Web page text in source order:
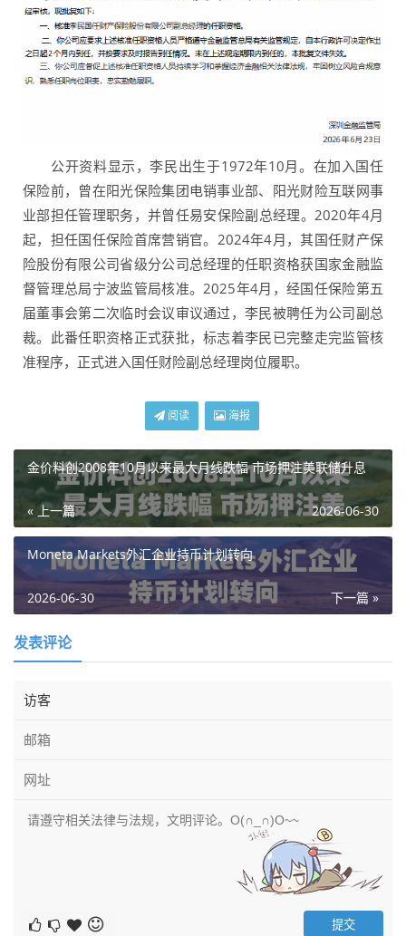
公开资料显示，李民出生于1972年10月。在加入国任
保险前，曾在阳光保险集团电销事业部、阳光财险互联网事
业部担任管理职务，并曾任易安保险副总经理。2020年4月
起，担任国任保险首席营销官。2024年4月，其国任财产保
险股份有限公司省级分公司总经理的任职资格获国家金融监
督管理总局宁波监管局核准。2025年4月，经国任保险第五
届董事会第二次临时会议审议通过，李民被聘任为公司副总
裁。此番任职资格正式获批，标志着李民已完整走完监管核
准程序，正式进入国任财险副总经理岗位履职。
阅读 海报
金价料创2008年10月以来最大月线跌幅 市场押注美联储升息
« 上一篇 2026-06-30
Moneta Markets外汇企业持币计划转向
下一篇 »
2026-06-30
发表评论